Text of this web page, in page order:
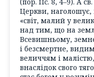
Церкви,
«світ, малий у
над тим, що на
Всевишньому, земне
і безсмертне,
величчям і
внаслідок свого